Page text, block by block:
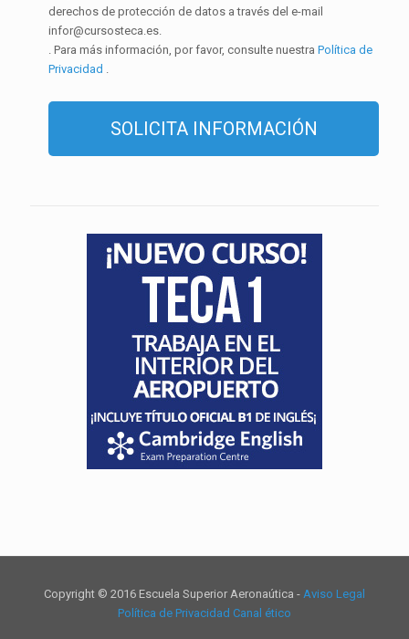
derechos de protección de datos a través del e-mail
infor@cursosteca.es.
. Para más información, por favor, consulte nuestra Política de
Privacidad
Copyright © 2016 Escuela Superior Aeronaútica - Aviso Legal
Política de Privacidad Canal ético